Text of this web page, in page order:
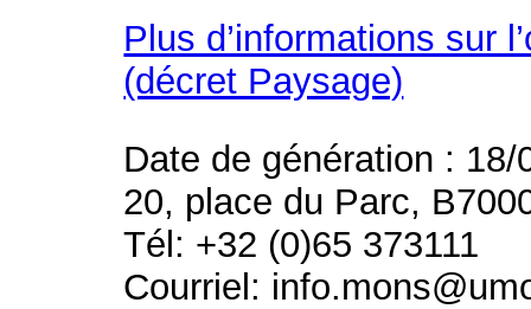
Plus d’informations sur
(décret Paysage)
Date de génération : 18/
20, place du Parc,
Tél: +32 (0)65 373111
Courriel: